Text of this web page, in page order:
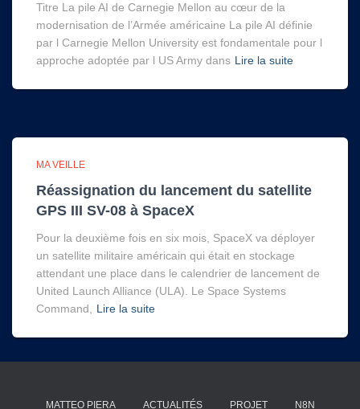
Titre La pile AI de Carnegie Mellon au cœur de la
modernisation de l’Armée américaine La pile AI définie
par l Carnegie Mellon University est fondamentale pour l
approche adoptée par l US Army dans Lire la suite
MA VEILLE
Réassignation du lancement du satellite
GPS III SV-08 à SpaceX
Pour la deuxième fois en six mois, SpaceX va déployer
un satellite militaire américain qui était en stockage
attendant une place dans le calendrier de lancement de
United Launch Alliance (ULA). Le Space Systems
Command,
Lire la suite
MATTEO PIERA ACTUALITÉS PROJET N8N